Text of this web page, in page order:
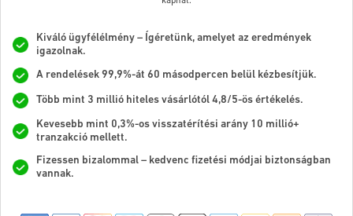
Kiváló ügyfélélmény – Ígéretünk, amelyet az eredmények
igazolnak.
A rendelések 99,9%-át 60 másodpercen belül kézbesítjük.
Több mint 3 millió hiteles vásárlótól 4,8/5-ös értékelés.
Kevesebb mint 0,3%-os visszatérítési arány 10 millió+
tranzakció mellett.
Fizessen bizalommal – kedvenc fizetési módjai biztonságban
vannak.